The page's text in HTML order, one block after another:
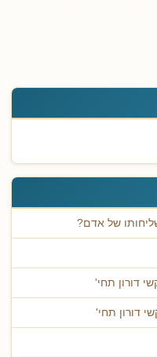
של אדם?
דורון תחי'
דורון תחי'